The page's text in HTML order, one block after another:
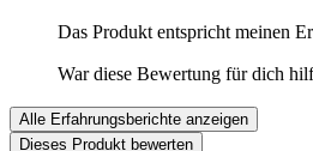
Das Produkt entspricht meinen
War diese Bewertung für dich
Alle Erfahrungsberichte anzeigen
Dieses Produkt bewerten